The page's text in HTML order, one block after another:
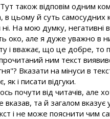
Тут також відповім одним
цьому й суть самосудних
На мою думку, негативні
око, але я дуже уважно в
і вважає, що це добре, то
ним текст
Вказати на мінуси в
як і писати відгуки.
почути від читачів, але
та й загалом вказує
і не може пояснити чим